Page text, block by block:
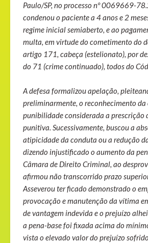
Paulo/SP, no processo nº 0069669-
condenou o paciente a 4 anos e 2
regime inicial semiaberto, e ao
multa, em virtude do cometimento do
artigo 171, cabeça (estelionato), por
do 71 (crime continuado), todos do
A defesa formalizou apelação,
preliminarmente, o reconhecimento da
punibilidade considerada a prescrição
punitiva. Sucessivamente, buscou a
atipicidade da conduta ou a redução
dizendo injustificado o aumento da
Câmara de Direito Criminal, ao
afirmou não transcorrido prazo
Asseverou ter ficado demonstrado o
provocação e manutenção da vítima
de vantagem indevida e o prejuízo
a pena-base foi fixada acima do
vista o elevado valor do prejuízo